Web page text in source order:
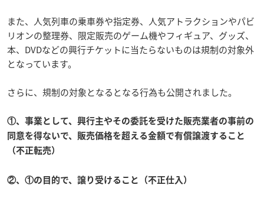
また、人気列車の乗車券や指定券、人気アトラクションやパビ
リオンの整理券、限定販売のゲーム機やフィギュア、グッズ、
本、DVDなどの興行チケットに当たらないものは規制の対象外
となっています。
さらに、規制の対象となるとなる行為も公開されました。
①、事業として、興行主やその委託を受けた販売業者の事前の
同意を得ないで、販売価格を超える金額で有償譲渡すること
（不正転売）
②、①の目的で、譲り受けること（不正仕入）